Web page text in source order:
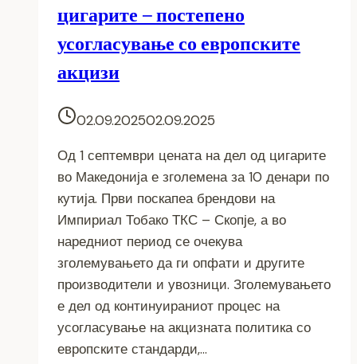
цигарите – постепено
усогласување со европските
акцизи
02.09.202502.09.2025
Од 1 септември цената на дел од цигарите
во Македонија е зголемена за 10 денари по
кутија. Први поскапеа брендови на
Импириал Тобако ТКС – Скопје, а во
наредниот период се очекува
зголемувањето да ги опфати и другите
производители и увозници. Зголемувањето
е дел од континуираниот процес на
усогласување на акцизната политика со
европските стандарди,…